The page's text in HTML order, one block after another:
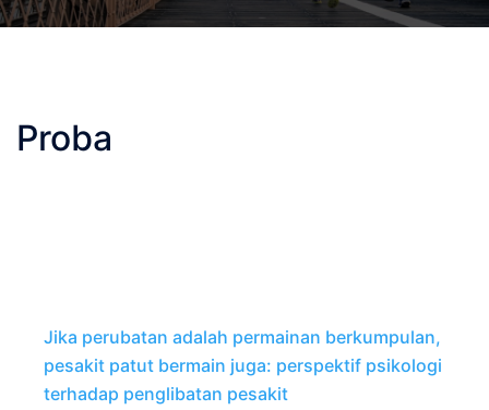
Proba
Jika perubatan adalah permainan berkumpulan,
pesakit patut bermain juga: perspektif psikologi
terhadap penglibatan pesakit